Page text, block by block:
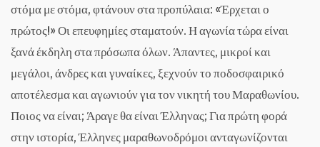
στόμα με στόμα, φτάνουν στα προπύλαια: «Έρχεται ο
πρώτος!» Οι επευφημίες σταματούν. Η αγωνία τώρα είναι
ξανά έκδηλη στα πρόσωπα όλων. Άπαντες, μικροί και
μεγάλοι, άνδρες και γυναίκες, ξεχνούν το ποδοσφαιρικό
αποτέλεσμα και αγωνιούν για τον νικητή του Μαραθωνίου.
Ποιος να είναι; Άραγε θα είναι Έλληνας; Για πρώτη φορά
στην ιστορία, Έλληνες μαραθωνοδρόμοι ανταγωνίζονται